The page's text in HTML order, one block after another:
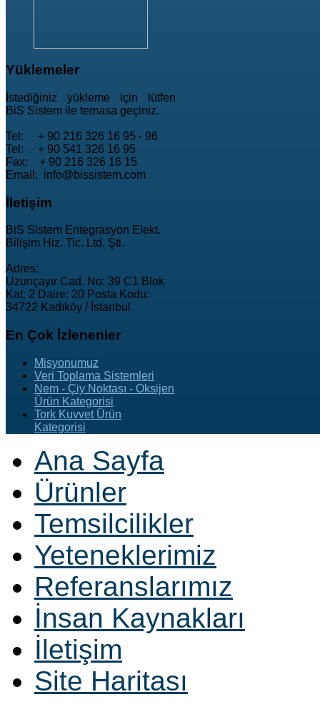
Yüklemeler
İstediğiniz yükleme için lütfen
BiS Sistem ile temasa geçiniz.
Tel: + 90 216 326 16 95 - 96
Tel: + 90 541 326 16 95
Fax: + 90 216 326 16 15
Email: info@bissistem.com
İletişim
BiS Sistem Entegrasyon Elekt.
Bilişim Hiz. Tic. Ltd. Şti.
Adres:
Uzunçayır Cad. No: 39 C1 Blok
Kat: 2 Daire: 20 Posta Kodu:
34722 Kadıköy / İstanbul
En Çok İzlenenler
Misyonumuz
Veri Toplama Sistemleri
Nem - Çiy Noktası - Oksijen
Ürün Kategorisi
Tork Kuvvet Ürün
Kategorisi
Ana Sayfa
Ürünler
Temsilcilikler
Yeteneklerimiz
Referanslarımız
İnsan Kaynakları
İletişim
Site Haritası